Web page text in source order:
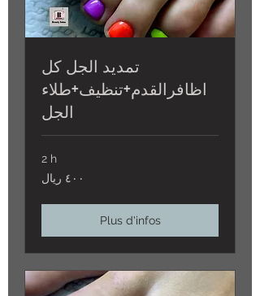
تمديد الجل كل
اظافرالقدم+تنظيف+طلاء
الجل
2 h
٤٠٠
ريال
٤٠٠ ريال
Plus d'infos